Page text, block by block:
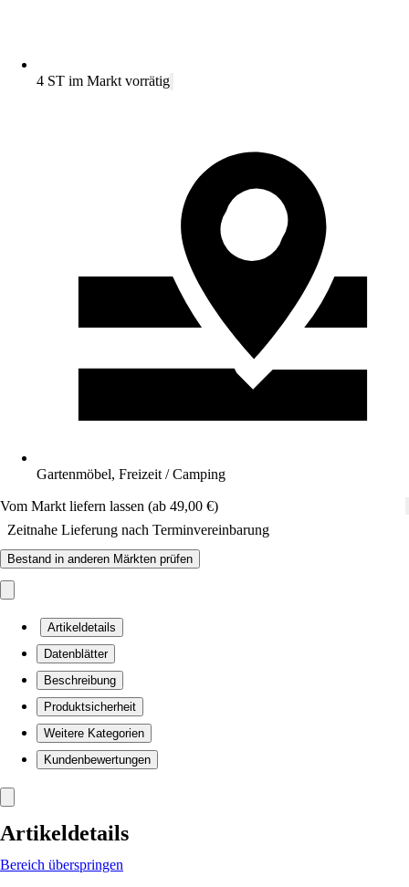
4 ST im Markt vorrätig
Gartenmöbel, Freizeit / Camping
Vom Markt liefern lassen (ab 49,00 €)
Zeitnahe Lieferung nach Terminvereinbarung
Bestand in anderen Märkten prüfen
Artikeldetails
Datenblätter
Beschreibung
Produktsicherheit
Weitere Kategorien
Kundenbewertungen
Artikeldetails
Bereich überspringen